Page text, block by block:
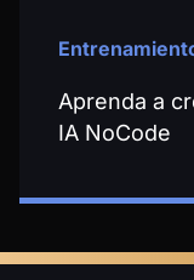
Aprenda a
IA NoCode